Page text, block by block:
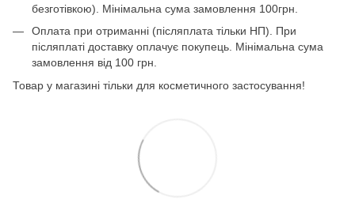
безготівкою). Мінімальна сума замовлення 100грн.
Оплата при отриманні (післяплата тільки НП). При
післяплаті доставку оплачує покупець. Мінімальна сума
замовлення від 100 грн.
Товар у магазині тільки для косметичного застосування!